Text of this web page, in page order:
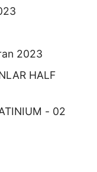
2023
HALF
- 02